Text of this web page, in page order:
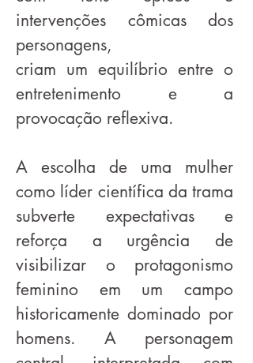
intervenções cômicas dos
personagens,
criam um equilíbrio entre o
entretenimento e a
provocação reflexiva.
A escolha de uma mulher
como líder científica da trama
subverte expectativas e
reforça a urgência de
visibilizar o protagonismo
feminino em um campo
historicamente dominado por
homens. A personagem